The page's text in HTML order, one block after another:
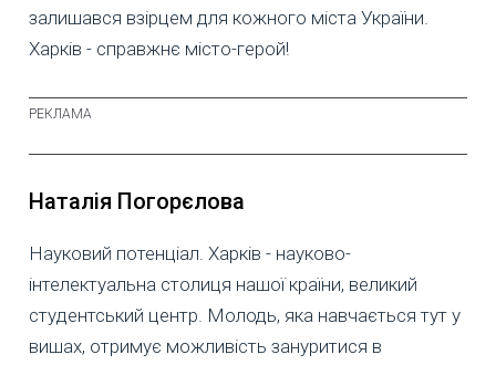
залишався взірцем для кожного міста України.
Харків - справжнє місто-герой!
Наталія Погорєлова
Науковий потенціал. Харків - науково-
інтелектуальна столиця нашої країни, великий
студентський центр. Молодь, яка навчається тут у
вишах, отримує можливість зануритися в